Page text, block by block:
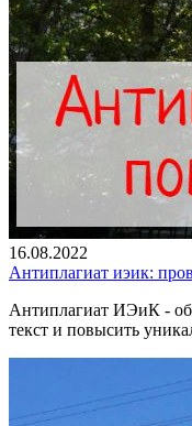
16.08.2022
Антиплагиат иэик:
Антиплагиат ИЭиК -
текст и повысить